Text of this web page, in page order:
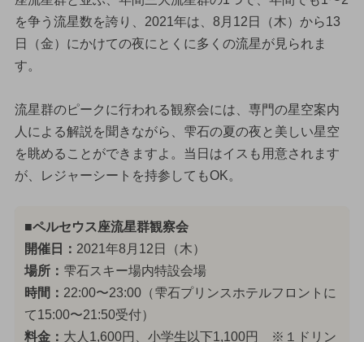
を争う流星数を誇り、2021年は、8月12日（木）から13
日（金）にかけての夜にとくに多くの流星が見られま
す。
流星群のピークに行われる観察会には、専門の星空案内
人による解説を聞きながら、雫石の夏の夜と美しい星空
を眺めることができますよ。当日はイスも用意されます
が、レジャーシートを持参してもOK。
■ペルセウス座流星群観察会
開催日： 2021年8月12日（木）
場所： 雫石スキー場内特設会場
時間： 22:00〜23:00（雫石プリンスホテルフロントに
て15:00〜21:50受付）
料金： 大人1,600円、小学生以下1,100円 ※１ドリン